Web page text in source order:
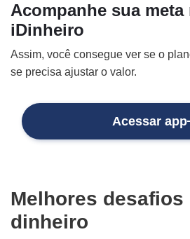
Acompanhe sua meta
iDinheiro
Assim, você consegue ver se o
se precisa ajustar o valor.
Acessar app
Melhores
dinheiro